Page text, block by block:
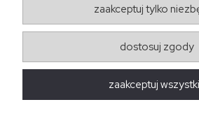
405,30 zł
Regulaminy
Obsługa
zaakceptuj tylko
dostosuj zgody
zaakceptuj